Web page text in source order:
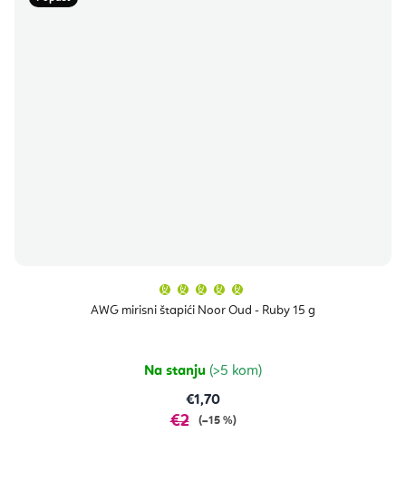
AWG mirisni štapići Noor Oud - Ruby 15 g
proizvoda
je
zvjezdica.
Na stanju (>5 kom)
€1,70
€2 (–15 %)